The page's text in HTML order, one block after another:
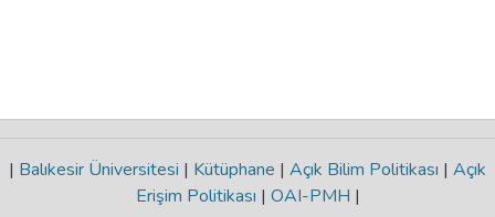
| Balıkesir Üniversitesi | Kütüphane | Açık Bilim Politikası | Açık
Erişim Politikası | OAI-PMH |